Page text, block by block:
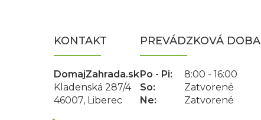
KONTAKT
DomajZahrada.sk
Kladenská 287/4
46007, Liberec
PREVÁDZKOVÁ DOBA
Po - Pi:
8:00 - 16:00
So:
Zatvorené
Ne:
Zatvorené